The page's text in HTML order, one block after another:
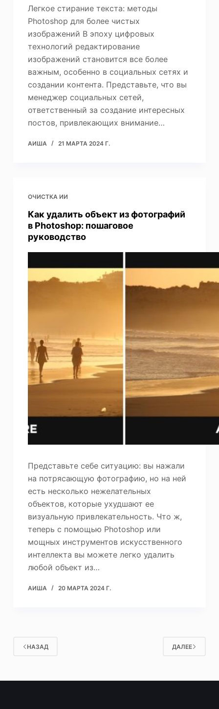
Легкое стирание текста: методы
Photoshop для более чистых
изображений В эпоху цифровых
технологий редактирование
изображений становится все более
важным, особенно в социальных сетях и
создании контента. Представьте, что вы
менеджер социальных сетей,
ответственный за создание интересных
постов, привлекающих внимание…
АИША 21 МАРТА 2024 Г.
ОЧИСТКА ИИ
Как удалить объект из фотографий
в Photoshop: пошаговое
руководство
Представьте себе ситуацию: вы нажали
на потрясающую фотографию, но на ней
есть несколько нежелательных
объектов, которые ухудшают ее
визуальную привлекательность. Что ж,
теперь с помощью Photoshop или
мощных инструментов искусственного
интеллекта вы можете легко удалить
любой объект из…
АИША 20 МАРТА 2024 Г.
НАЗАД ДАЛЕЕ